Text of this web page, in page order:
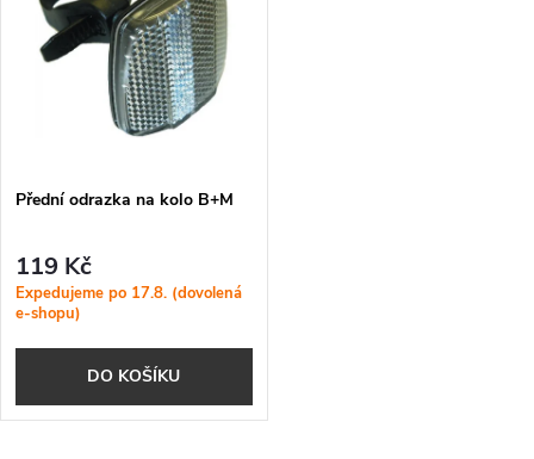
p
r
o
d
Abecedně
p
s
p
r
o
d
Přední odrazka na kolo B+M
119 Kč
Expedujeme po 17.8. (dovolená
e-shopu)
DO KOŠÍKU